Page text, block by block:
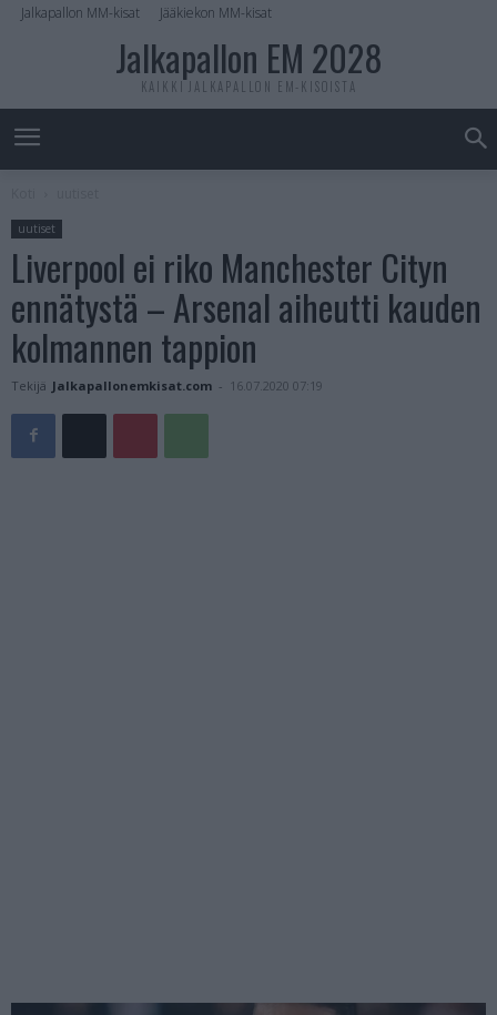
Jalkapallon MM-kisat Jääkiekon MM-kisat
Jalkapallon EM 2028
KAIKKI JALKAPALLON EM-KISOISTA
uutiset
Liverpool ei riko Manchester Cityn
ennätystä – Arsenal aiheutti kauden
kolmannen tappion
Tekijä Jalkapallonemkisat.com - 16.07.2020 07:19